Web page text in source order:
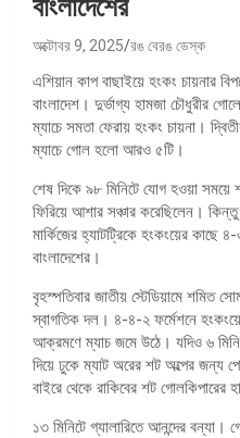
বাংলাদেশের
অক্টোবর 9, 2025 রঙ বেরঙ ডেস্ক
এশিয়ান কাপ বাছাইয়ে হংকং চায়নার
বাংলাদেশ। দুর্ভাগ্য হামজা চৌধুরীর
ম্যাচে সমতা ফেরায় হংকং চায়না।
ম্যাচে গোল হলো আরও ৫টি।
শেষ দিকে ৯৮ মিনিটে যোগ হওয়া
ফিরিয়ে আশার সঞ্চার করেছিলেন। কিন্তু
মার্কিজের হ্যাটট্রিকে হংকংয়ের কাছে
বাংলাদেশের।
বৃহস্পতিবার জাতীয় স্টেডিয়ামে শমিত
স্বাগতিক দল। ৪-৪-২ ফর্মেশনে
আক্রমণে ম্যাচ জমে উঠে। যদিও ৬
দিয়ে ঢুকে ম্যাট অরের শট অল্পের জন্য
বাইরে থেকে রাকিবের শট গোলকিপারের
১৩ মিনিটে গ্যালারিতে আনন্দের বন্যা।